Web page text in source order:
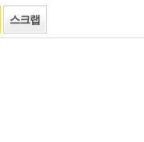
스크랩